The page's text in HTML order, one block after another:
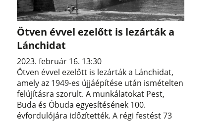
Ötven évvel ezelőtt is lezárták a
Lánchidat
2023. február 16. 13:30
Ötven évvel ezelőtt is lezárták a Lánchidat,
amely az 1949-es újjáépítése után ismételten
felújításra szorult. A munkálatokat Pest,
Buda és Óbuda egyesítésének 100.
évfordulójára időzítették. A régi festést 73